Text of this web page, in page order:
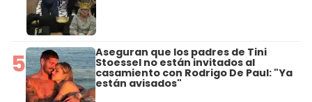
5 Aseguran que los padres de Tini
Stoessel no están invitados al
casamiento con Rodrigo De Paul: "Ya
están avisados"